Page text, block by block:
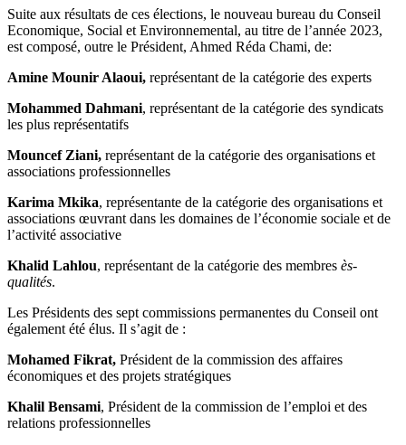
Suite aux résultats de ces élections, le nouveau bureau du Conseil
Economique, Social et Environnemental, au titre de l’année 2023,
est composé, outre le Président, Ahmed Réda Chami, de:
Amine Mounir Alaoui, représentant de la catégorie des experts
Mohammed Dahmani, représentant de la catégorie des syndicats
les plus représentatifs
Mouncef Ziani, représentant de la catégorie des organisations et
associations professionnelles
Karima Mkika, représentante de la catégorie des organisations et
associations œuvrant dans les domaines de l’économie sociale et de
l’activité associative
Khalid Lahlou, représentant de la catégorie des membres ès-
qualités.
Les Présidents des sept commissions permanentes du Conseil ont
également été élus. Il s’agit de :
Mohamed Fikrat, Président de la commission des affaires
économiques et des projets stratégiques
Khalil Bensami, Président de la commission de l’emploi et des
relations professionnelles